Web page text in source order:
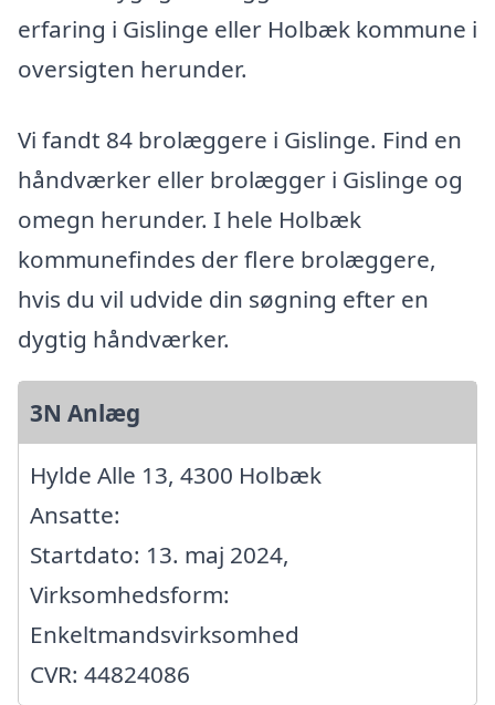
erfaring i Gislinge eller Holbæk kommune i
oversigten herunder.
Vi fandt 84 brolæggere i Gislinge. Find en
håndværker eller brolægger i Gislinge og
omegn herunder. I hele Holbæk
kommunefindes der flere brolæggere,
hvis du vil udvide din søgning efter en
dygtig håndværker.
3N Anlæg
Hylde Alle 13, 4300 Holbæk
Ansatte:
Startdato: 13. maj 2024,
Virksomhedsform:
Enkeltmandsvirksomhed
CVR: 44824086